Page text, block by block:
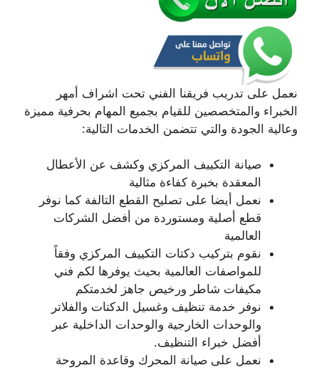
نعمل على تدريب فريقنا الفني تحت اشراف أمهر
الخبراء والمتخصصين للقيام بجميع المهام بحرفية مميزة
وعالية الجودة والتي تتضمن الخدمات التالية:
صيانة التكييف المركزي وكشف عن الأعطال
المعقدة بخبرة كفاءة مثالية
نعمل أيضا على تصليح القطع التالفة كما نوفر
قطع أصلية ومستوردة من أفضل الشركات
العالمية
نقوم بتركيب دكتات التكييف المركزي وفقاً
للمواصفات العالمية بحيث يوفرها لكم فني
مكيفات شاطر ورخيص جاهز لخدمتكم
نوفر خدمة تنظيف وغسيل الدكتات والفلاتر
والوحدات الخارجية والوحدات الداخلية عبر
أفضل خبراء التنظيف.
نعمل على صيانة المحرك وقاعدة المروحة